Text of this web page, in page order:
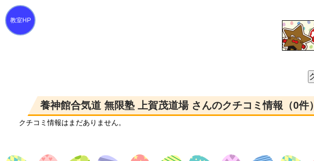
養神館合気道 無限塾 上賀茂道場 さんのクチコミ情報（0件）
クチコミ情報はまだありません。